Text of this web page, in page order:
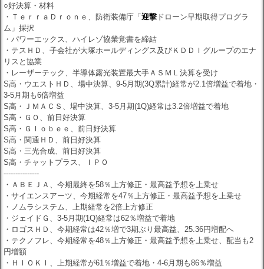
○好決算・材料
・ＴｅｒｒａＤｒｏｎｅ、防衛装備庁「 迎撃 ドローン早期取得プログラ
ム」採択
・パワーエックス、ハイレゾ協業覚書を締結
・テスＨＤ、子会社が大塚ホールディングス及びＫＤＤＩグループのエナ
リスと協業
・レーザーテック、半導体露光装置最大手ＡＳＭＬ決算を受け
S高・ウエストＨＤ、場中決算、9-5月期(3Q累計)経常が2.1倍増益で着地・
3-5月期も6倍増益
S高・ＪＭＡＣＳ、場中決算、3-5月期(1Q)経常は3.2倍増益で着地
S高・ＧＯ、前日好決算
S高・Ｇｌｏｂｅｅ、前日好決算
S高・関通ＨＤ、前日好決算
S高・三光合成、前日好決算
S高・チャットプラス、ＩＰＯ
---------------
・ＡＢＥＪＡ、今期最終を58％上方修正・最高益予想を上乗せ
・サイエンスアーツ、今期経常を47％上方修正・最高益予想を上乗せ
・ノムラシステム、上期経常を2倍上方修正
・ジェイドＧ、3-5月期(1Q)経常は62％増益で着地
・ロゴスＨＤ、今期経常は42％増で3期ぶり最高益、25.36円増配へ
・テクノフレ、今期経常を48％上方修正・最高益予想を上乗せ、配当も2
円増額
・ＨＩＯＫＩ、上期経常が61％増益で着地・4-6月期も86％増益